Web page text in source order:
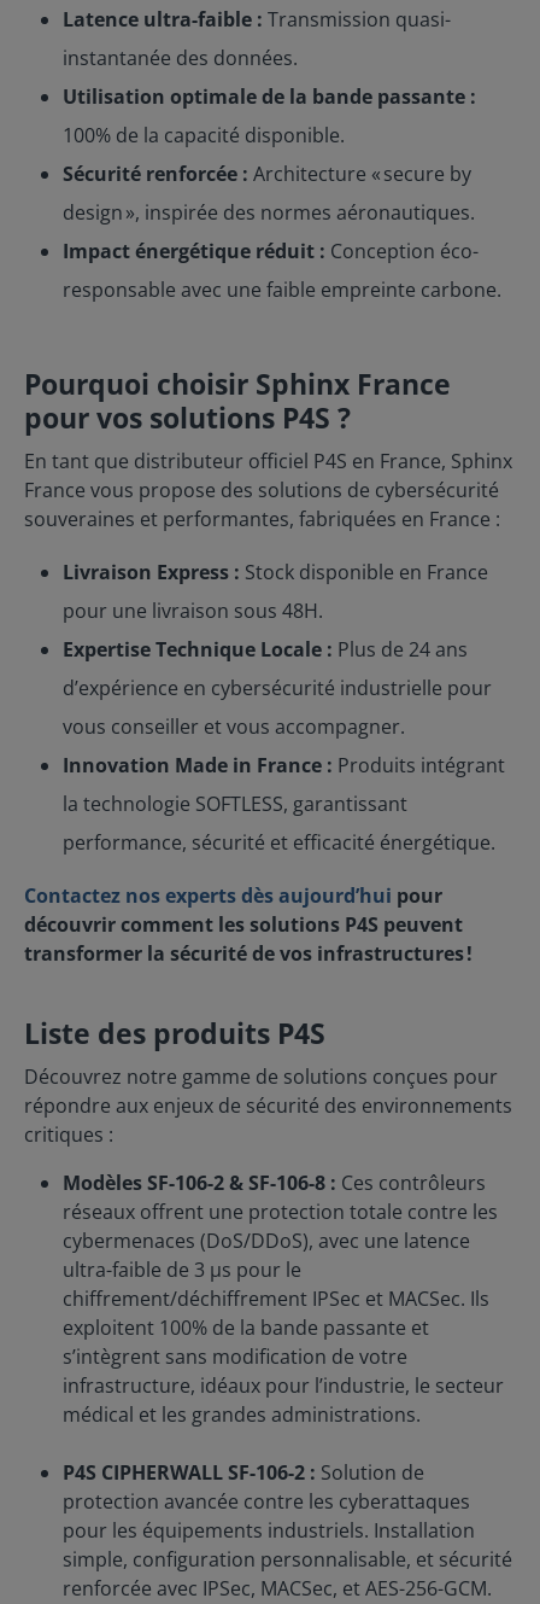
Ethernet Nombre de ports : 2 ports 10/100/1000 RJ45
Débit total (2 ports full duplex) : 2 Gbps Latence de
routage : < 2 µs VPN Débit IPSec – AES-256-GCM (par
port) : 32 Débit MACSec – AES-GCM : 1Gbps Latence
port) : 2 Latence Pare-feu : < 1µs Nb de règles par
port : 64 Connectivité Port usb-c (console) : 1
Alimentation : 1 Matériel Dimensions (H x l x P) :
70x40x20 mm Poids : 150 g Alimentation : 12 à +36V
ou POE Consommation max : 3 W Température de
fonctionnement : -40°C à +80°C
Latence ultra-faible : Transmission quasi-
instantanée des données.
Utilisation optimale de la bande passante :
100% de la capacité disponible.
Sécurité renforcée : Architecture « secure by
design », inspirée des normes aéronautiques.
Impact énergétique réduit : Conception éco-
responsable avec une faible empreinte carbone.
Pourquoi choisir Sphinx France
pour vos solutions P4S ?
En tant que distributeur officiel P4S en France, Sphinx
France vous propose des solutions de cybersécurité
souveraines et performantes, fabriquées en France :
Livraison Express : Stock disponible en France
pour une livraison sous 48H.
Expertise Technique Locale : Plus de 24 ans
d’expérience en cybersécurité industrielle pour
vous conseiller et vous accompagner.
Innovation Made in France : Produits intégrant
la technologie SOFTLESS, garantissant
performance, sécurité et efficacité énergétique.
Contactez nos experts dès aujourd’hui pour
découvrir comment les solutions P4S peuvent
transformer la sécurité de vos infrastructures !
Liste des produits P4S
Découvrez notre gamme de solutions conçues pour
répondre aux enjeux de sécurité des environnements
critiques :
Modèles SF-106-2 & SF-106-8 : Ces contrôleurs
réseaux offrent une protection totale contre les
cybermenaces (DoS/DDoS), avec une latence
ultra-faible de 3 µs pour le
chiffrement/déchiffrement IPSec et MACSec. Ils
exploitent 100% de la bande passante et
s’intègrent sans modification de votre
infrastructure, idéaux pour l’industrie, le secteur
médical et les grandes administrations.
P4S CIPHERWALL SF-106-2 : Solution de
protection avancée contre les cyberattaques
pour les équipements industriels. Installation
simple, configuration personnalisable, et sécurité
renforcée avec IPSec, MACSec, et AES-256-GCM.